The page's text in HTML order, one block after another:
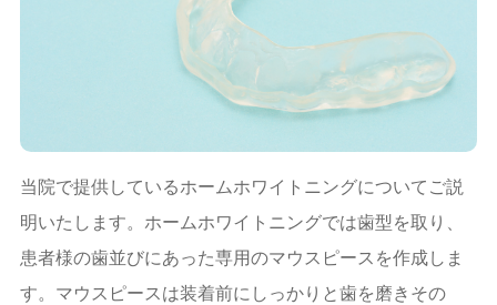
当院で提供しているホームホワイトニングについてご説
明いたします。ホームホワイトニングでは歯型を取り、
患者様の歯並びにあった専用のマウスピースを作成しま
す。マウスピースは装着前にしっかりと歯を磨きその